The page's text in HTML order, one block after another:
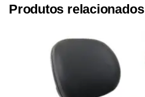
Produtos relacionados